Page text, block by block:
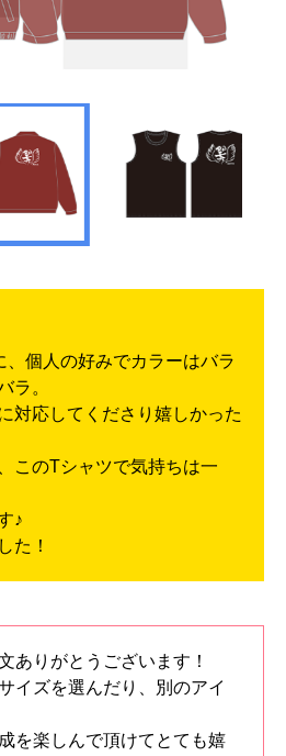
個人の好みでカラーはバラ
ラ。
対応してくださり嬉しかった
このTシャツで気持ちは一
♪
た！
ありがとうございます！
イズを選んだり、別のアイ
を楽しんで頂けてとても嬉